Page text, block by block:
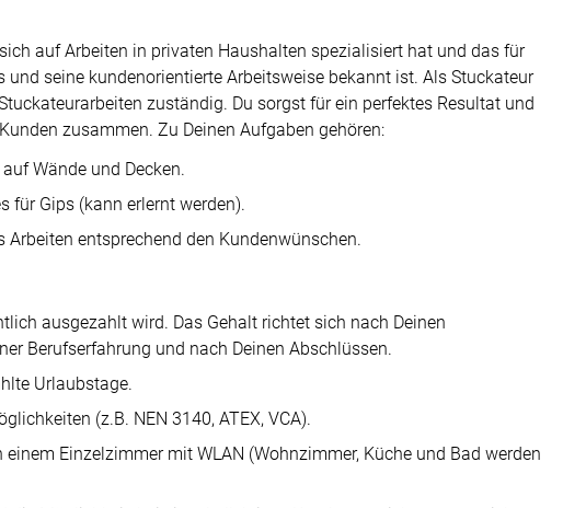
auf Arbeiten in privaten Haushalten spezialisiert hat und das für
seine kundenorientierte Arbeitsweise bekannt ist. Als Stuckateur
zuständig. Du sorgst für ein perfektes Resultat und
zusammen. Zu Deinen Aufgaben gehören:
Wände und Decken.
für Gips (kann erlernt werden).
Arbeiten entsprechend den Kundenwünschen.
ausgezahlt wird. Das Gehalt richtet sich nach Deinen
Berufserfahrung und nach Deinen Abschlüssen.
Urlaubstage.
(z.B. NEN 3140, ATEX, VCA).
Einzelzimmer mit WLAN (Wohnzimmer, Küche und Bad werden